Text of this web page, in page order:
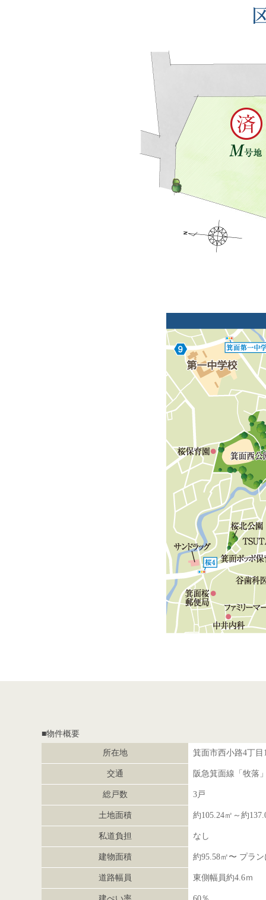
■物件概要
所在地 箕面市西小路4丁目
交通 阪急箕面線「牧落
総戸数 3戸
土地面積 約105.24㎡～約
私道負担 なし
建物面積 約95.58㎡〜 プラ
道路幅員 東側幅員約4.6ｍ